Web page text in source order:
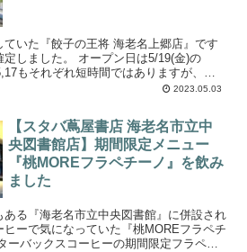
いた『餃子の王将 海老名上郷店』です
プン日は5/19(金)の
2023.05.03
【スタバ蔦屋書店 海老名市立中
央図書館店】期間限定メニュー
『桃MOREフラペチーノ』を飲み
ました
る『海老名市立中央図書館』に併設され
ーで気になっていた『桃MOREフラペチ